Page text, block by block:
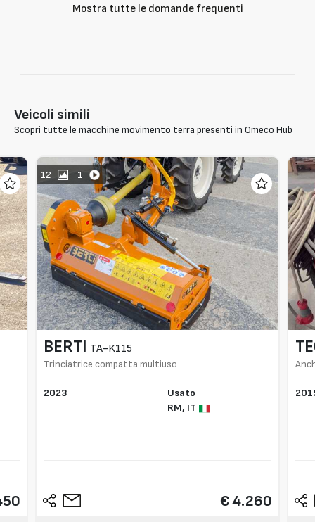
Mostra tutte le domande frequenti
Veicoli simili
Scopri tutte le macchine movimento terra presenti in Omeco Hub
12 1
BERTI TA-K115
Trinciatrice compatta multiuso
2023
Usato
RM, IT
€ 4.260